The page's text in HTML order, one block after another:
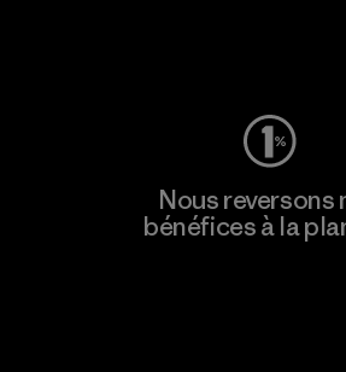
Nous reversons
bénéfices à la